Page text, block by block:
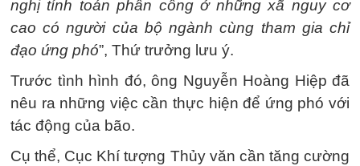
nghị tính toán phân công ở những xã nguy cơ
cao có người của bộ ngành cùng tham gia chỉ
đạo ứng phó”, Thứ trưởng lưu ý.
Trước tình hình đó, ông Nguyễn Hoàng Hiệp đã
nêu ra những việc cần thực hiện để ứng phó với
tác động của bão.
Cụ thể, Cục Khí tượng Thủy văn cần tăng cường